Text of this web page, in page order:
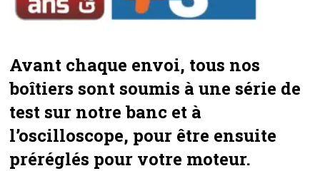
Avant chaque envoi, tous nos
boîtiers sont soumis à une série de
test sur notre banc et à
l’oscilloscope, pour être ensuite
préréglés pour votre moteur.